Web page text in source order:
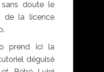
doute le
de la licence
prend ici la
déguisé